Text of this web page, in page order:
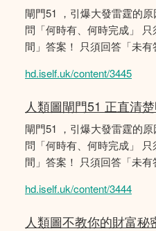
閘門51 ，引爆大發雷霆的
問「何時有、何時完成」
間」答案！ 只須回答「未有
hd.iself.uk/content/3445
人類圖閘門51 正直清
閘門51 ，引爆大發雷霆的
問「何時有、何時完成」
間」答案！ 只須回答「未有
hd.iself.uk/content/3444
人類圖不教你的財富秘